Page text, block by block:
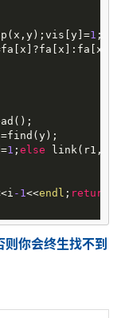
1
1 ; else
-1 <<endl ; return
你会终生找不到